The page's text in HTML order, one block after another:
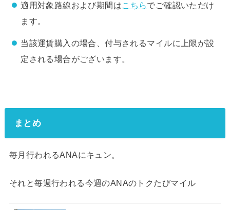
適用対象路線および期間はこちらでご確認いただけ
ます。
当該運賃購入の場合、付与されるマイルに上限が設
定される場合がございます。
まとめ
毎月行われるANAにキュン。
それと毎週行われる今週のANAのトクたびマイル